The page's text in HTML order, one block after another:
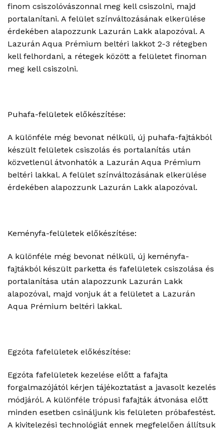
finom csiszolóvászonnal meg kell csiszolni, majd
portalanítani. A felület színváltozásának elkerülése
érdekében alapozzunk Lazurán Lakk alapozóval. A
Lazurán Aqua Prémium beltéri lakkot 2-3 rétegben
kell felhordani, a rétegek között a felületet finoman
meg kell csiszolni.
Puhafa-felületek előkészítése:
A különféle még bevonat nélküli, új puhafa-fajtákból
készült felületek csiszolás és portalanítás után
közvetlenül átvonhatók a Lazurán Aqua Prémium
beltéri lakkal. A felület színváltozásának elkerülése
érdekében alapozzunk Lazurán Lakk alapozóval.
Keményfa-felületek előkészítése:
A különféle még bevonat nélküli, új keményfa-
fajtákból készült parketta és fafelületek csiszolása és
portalanítása után alapozzunk Lazurán Lakk
alapozóval, majd vonjuk át a felületet a Lazurán
Aqua Prémium beltéri lakkal.
Egzóta fafelületek előkészítése:
Egzóta fafelületek kezelése előtt a fafajta
forgalmazójától kérjen tájékoztatást a javasolt kezelés
módjáról. A különféle trópusi fafajták átvonása előtt
minden esetben csináljunk kis felületen próbafestést.
A kivitelezési technológiát ennek megfelelően állítsuk